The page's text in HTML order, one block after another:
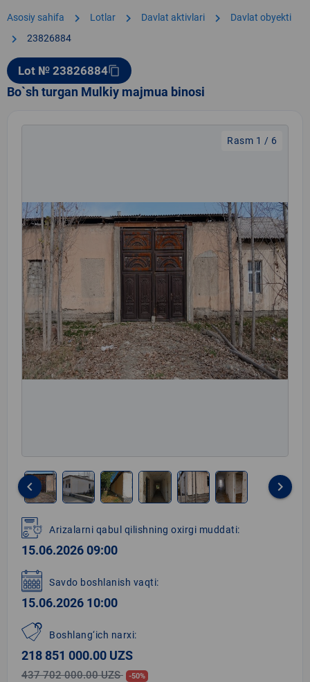
Asosiy sahifa chevron_right Lotlar chevron_right Davlat aktivlari chevron_right Davlat obyekti
chevron_right 23826884
Lot № 23826884content_copy
Bo`sh turgan Mulkiy majmua binosi
Rasm 1 / 6
1
of
6
keyboard_arrow_left keyboard_arrow_right
Arizalarni qabul qilishning oxirgi muddati:
15.06.2026 09:00
Savdo boshlanish vaqti:
15.06.2026 10:00
Boshlang‘ich narxi:
218 851 000.00 UZS
437 702 000.00 UZS -50%